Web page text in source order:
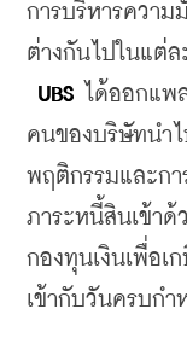
การบริหารความ
ต่างกันไปในแต่
UBS
ได้ออกแพ
คนของบริษัทนำไ
พฤติกรรมและก
ภาระหนี้สินเข้าด้
กองทุนเงินเพื่อเ
เข้ากับวันครบก